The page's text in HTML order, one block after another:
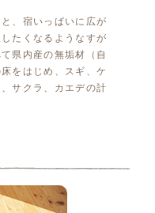
、宿いっぱいに広が
たくなるようなすが
県内産の無垢材（自
をはじめ、スギ、ケ
サクラ、カエデの計